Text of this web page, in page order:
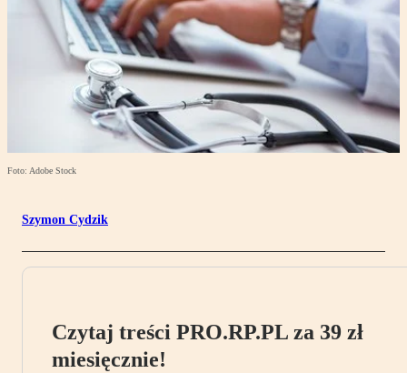
Foto: Adobe Stock
Szymon Cydzik
Czytaj treści PRO.RP.PL za 39 zł
miesięcznie!